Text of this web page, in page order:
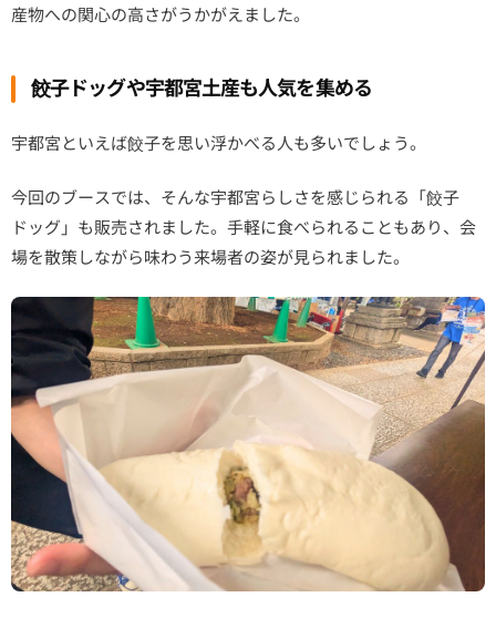
産物への関心の高さがうかがえました。
餃子ドッグや宇都宮土産も人気を集める
宇都宮といえば餃子を思い浮かべる人も多いでしょう。
今回のブースでは、そんな宇都宮らしさを感じられる「餃子
ドッグ」も販売されました。手軽に食べられることもあり、会
場を散策しながら味わう来場者の姿が見られました。